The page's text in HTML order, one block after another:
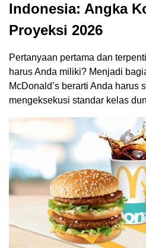
Indonesia: Angka
Proyeksi 2026
Pertanyaan pertama dan
harus Anda miliki? Menjadi
McDonald’s berarti Anda harus
mengeksekusi standar kelas